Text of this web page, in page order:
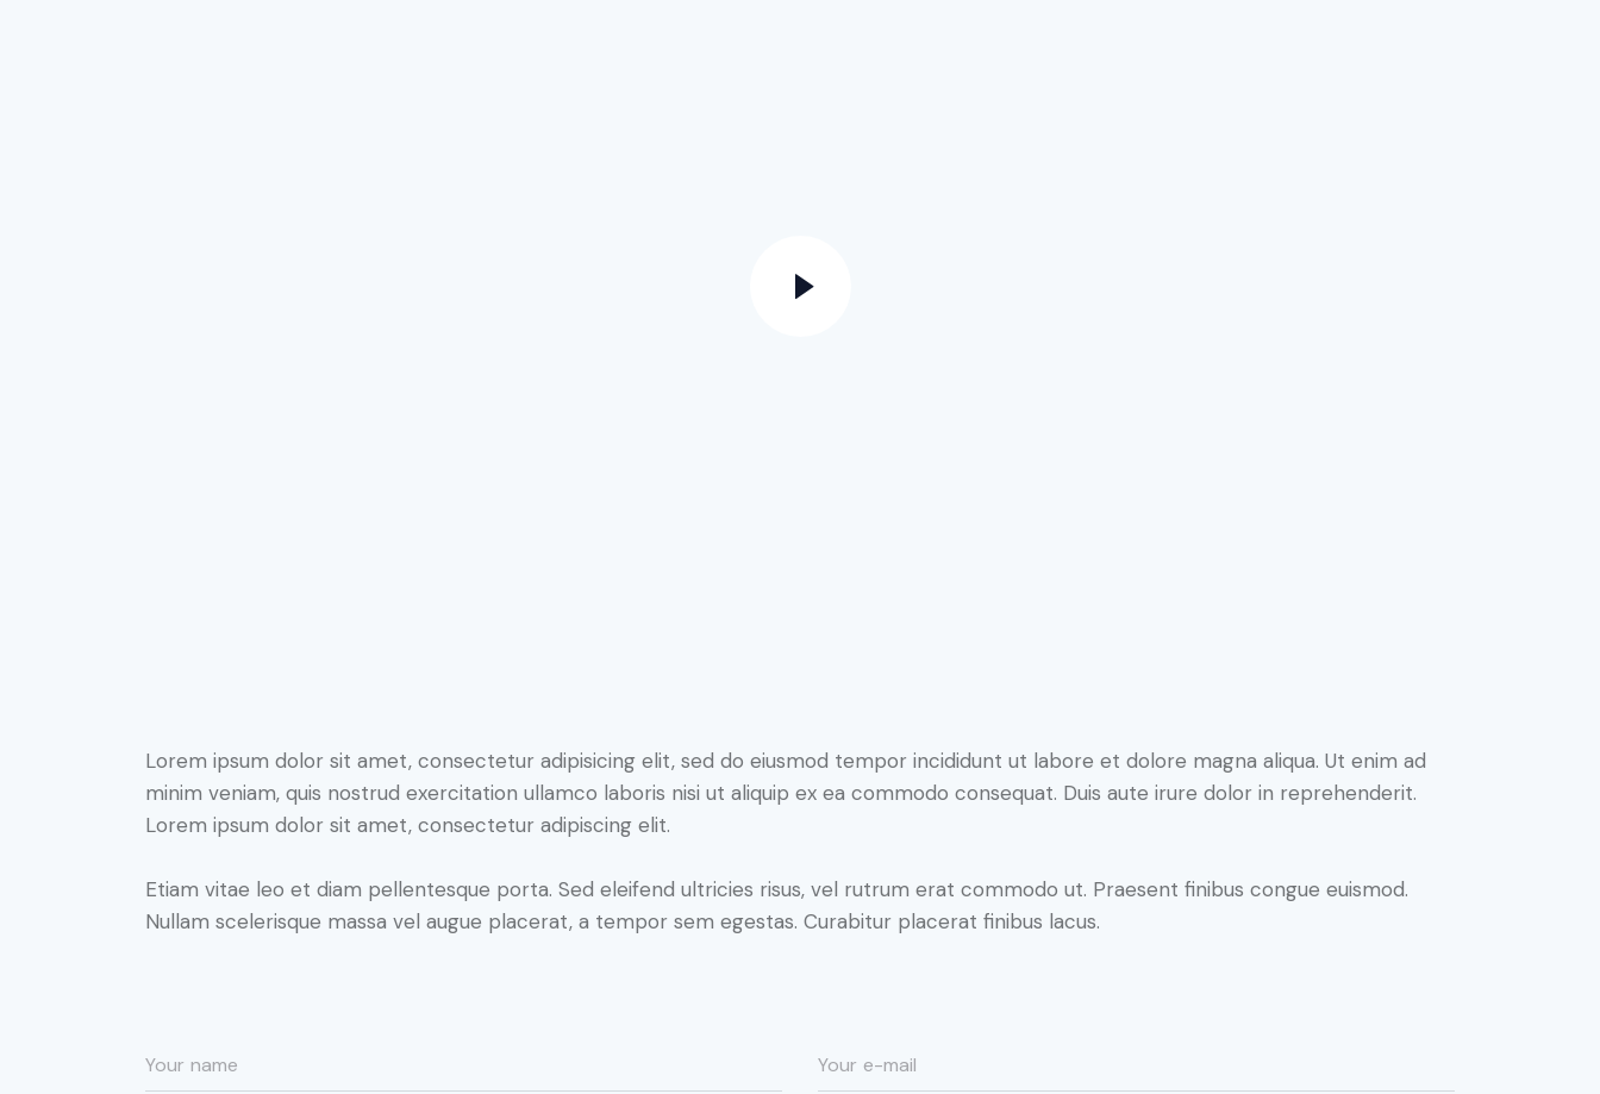
Lorem ipsum dolor sit amet, consectetur adipisicing elit, sed do eiusmod tempor incididunt ut labore et dolore magna aliqua. Ut enim ad
minim veniam, quis nostrud exercitation ullamco laboris nisi ut aliquip ex ea commodo consequat. Duis aute irure dolor in reprehenderit.
Lorem ipsum dolor sit amet, consectetur adipiscing elit.
Etiam vitae leo et diam pellentesque porta. Sed eleifend ultricies risus, vel rutrum erat commodo ut. Praesent finibus congue euismod.
Nullam scelerisque massa vel augue placerat, a tempor sem egestas. Curabitur placerat finibus lacus.